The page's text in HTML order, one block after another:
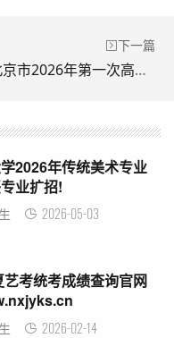
下一篇
北京市2026年第一次高中学业水平合格性考试报名入口
2026年传统美术专业
业扩招!
2026-05-03
考统考成绩查询官网
2026-02-14